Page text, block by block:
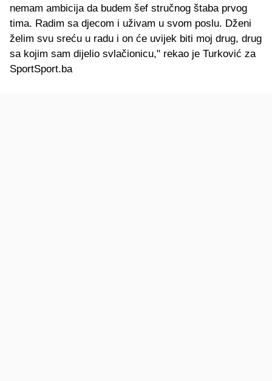
nemam ambicija da budem šef stručnog štaba prvog
tima. Radim sa djecom i uživam u svom poslu. Dženi
želim svu sreću u radu i on će uvijek biti moj drug, drug
sa kojim sam dijelio svlačionicu," rekao je Turković za
SportSport.ba